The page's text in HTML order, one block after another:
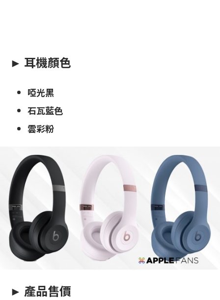
► 耳機顏色
啞光黑
石瓦藍色
雲彩粉
► 產品售價